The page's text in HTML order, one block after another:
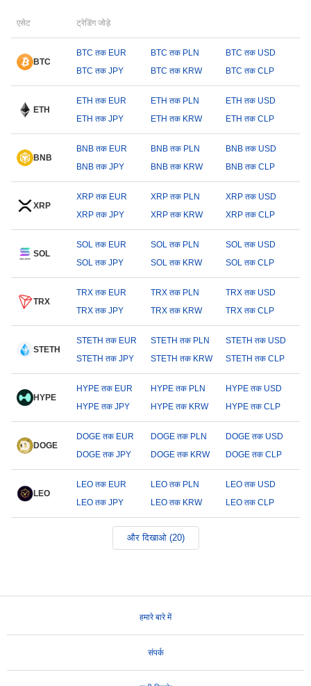
एसेट ट्रेडिंग जोड़े
BTC
BTC तक EUR BTC तक PLN
BTC तक USD
BTC तक JPY
BTC तक KRW BTC तक CLP
ETH
ETH तक EUR ETH तक PLN
ETH तक USD
ETH तक JPY
ETH तक KRW ETH तक CLP
BNB
BNB तक EUR BNB तक PLN
BNB तक USD
BNB तक JPY
BNB तक KRW BNB तक CLP
XRP
XRP तक EUR XRP तक PLN
XRP तक USD
XRP तक JPY
XRP तक KRW XRP तक CLP
SOL
SOL तक EUR SOL तक PLN
SOL तक USD
SOL तक JPY
SOL तक KRW SOL तक CLP
TRX
TRX तक EUR TRX तक PLN
TRX तक USD
TRX तक JPY
TRX तक KRW TRX तक CLP
STETH
STETH तक EUR STETH तक PLN
STETH तक USD
STETH तक JPY
STETH तक KRW STETH तक CLP
HYPE
HYPE तक EUR HYPE तक PLN
HYPE तक USD
HYPE तक JPY
HYPE तक KRW HYPE तक CLP
DOGE
DOGE तक EUR DOGE तक PLN
DOGE तक USD
DOGE तक JPY
DOGE तक KRW DOGE तक CLP
LEO
LEO तक EUR LEO तक PLN
LEO तक USD
LEO तक JPY
LEO तक KRW LEO तक CLP
और दिखाओ (20)
हमारे बारे में
संपर्क